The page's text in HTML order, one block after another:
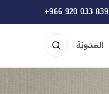
+966 920 033 839
المدونة